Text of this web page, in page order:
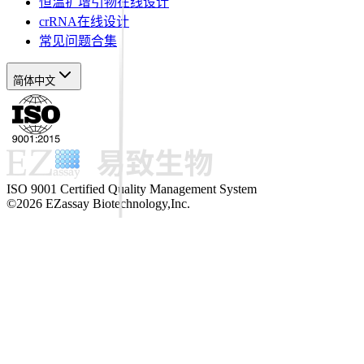
crRNA在线设计
常见问题合集
简体中文
ISO 9001 Certified Quality Management System
©2026 EZassay Biotechnology,Inc.